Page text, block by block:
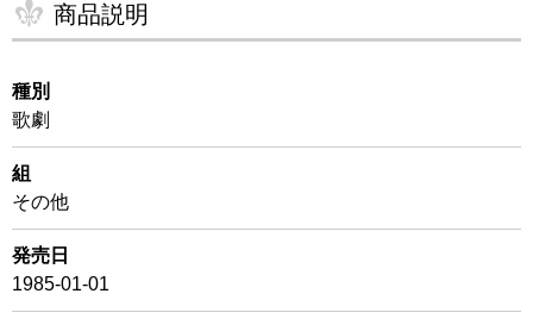
商品説明
種別
歌劇
組
その他
発売日
1985-01-01